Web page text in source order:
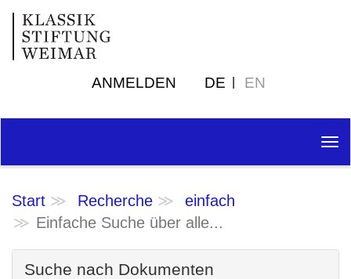
ANMELDEN DE EN
Start Recherche
einfach
Einfache Suche über alle...
Suche nach Dokumenten